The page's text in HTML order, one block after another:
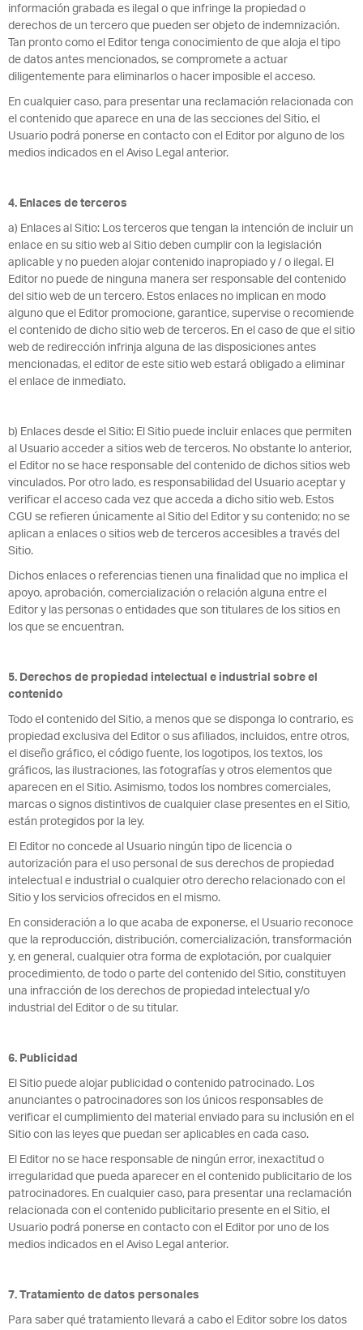
información grabada es ilegal o que infringe la propiedad o
derechos de un tercero que pueden ser objeto de indemnización.
Tan pronto como el Editor tenga conocimiento de que aloja el tipo
de datos antes mencionados, se compromete a actuar
diligentemente para eliminarlos o hacer imposible el acceso.
En cualquier caso, para presentar una reclamación relacionada con
el contenido que aparece en una de las secciones del Sitio, el
Usuario podrá ponerse en contacto con el Editor por alguno de los
medios indicados en el Aviso Legal anterior.
4. Enlaces de terceros
a) Enlaces al Sitio: Los terceros que tengan la intención de incluir un
enlace en su sitio web al Sitio deben cumplir con la legislación
aplicable y no pueden alojar contenido inapropiado y / o ilegal. El
Editor no puede de ninguna manera ser responsable del contenido
del sitio web de un tercero. Estos enlaces no implican en modo
alguno que el Editor promocione, garantice, supervise o recomiende
el contenido de dicho sitio web de terceros. En el caso de que el sitio
web de redirección infrinja alguna de las disposiciones antes
mencionadas, el editor de este sitio web estará obligado a eliminar
el enlace de inmediato.
b) Enlaces desde el Sitio: El Sitio puede incluir enlaces que permiten
al Usuario acceder a sitios web de terceros. No obstante lo anterior,
el Editor no se hace responsable del contenido de dichos sitios web
vinculados. Por otro lado, es responsabilidad del Usuario aceptar y
verificar el acceso cada vez que acceda a dicho sitio web. Estos
CGU se refieren únicamente al Sitio del Editor y su contenido; no se
aplican a enlaces o sitios web de terceros accesibles a través del
Sitio.
Dichos enlaces o referencias tienen una finalidad que no implica el
apoyo, aprobación, comercialización o relación alguna entre el
Editor y las personas o entidades que son titulares de los sitios en
los que se encuentran.
5. Derechos de propiedad intelectual e industrial sobre el
contenido
Todo el contenido del Sitio, a menos que se disponga lo contrario, es
propiedad exclusiva del Editor o sus afiliados, incluidos, entre otros,
el diseño gráfico, el código fuente, los logotipos, los textos, los
gráficos, las ilustraciones, las fotografías y otros elementos que
aparecen en el Sitio. Asimismo, todos los nombres comerciales,
marcas o signos distintivos de cualquier clase presentes en el Sitio,
están protegidos por la ley.
El Editor no concede al Usuario ningún tipo de licencia o
autorización para el uso personal de sus derechos de propiedad
intelectual e industrial o cualquier otro derecho relacionado con el
Sitio y los servicios ofrecidos en el mismo.
En consideración a lo que acaba de exponerse, el Usuario reconoce
que la reproducción, distribución, comercialización, transformación
y, en general, cualquier otra forma de explotación, por cualquier
procedimiento, de todo o parte del contenido del Sitio, constituyen
una infracción de los derechos de propiedad intelectual y/o
industrial del Editor o de su titular.
6. Publicidad
El Sitio puede alojar publicidad o contenido patrocinado. Los
anunciantes o patrocinadores son los únicos responsables de
verificar el cumplimiento del material enviado para su inclusión en el
Sitio con las leyes que puedan ser aplicables en cada caso.
El Editor no se hace responsable de ningún error, inexactitud o
irregularidad que pueda aparecer en el contenido publicitario de los
patrocinadores. En cualquier caso, para presentar una reclamación
relacionada con el contenido publicitario presente en el Sitio, el
Usuario podrá ponerse en contacto con el Editor por uno de los
medios indicados en el Aviso Legal anterior.
7. Tratamiento de datos personales
Para saber qué tratamiento llevará a cabo el Editor sobre los datos